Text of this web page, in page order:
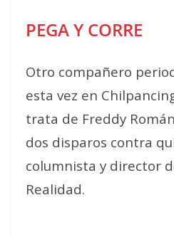
PEGA Y CORRE
Otro compañero
esta vez en
trata de Freddy
dos disparos contra
columnista y director
Realidad.